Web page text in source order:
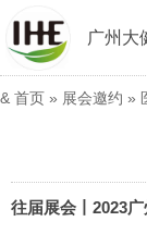
广州大
& 首页 » 展会邀约 »
往届展会丨2023